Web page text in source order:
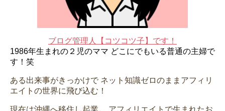
ブログ管理人【コツコツ子】です！
1986年生まれの２児のママ どこにでもいる普通の主婦で
す！笑
ある出来事がきっかけで ネット知識ゼロのままアフィリ
エイトの世界に飛び込む！